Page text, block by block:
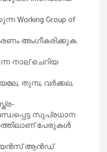
Working Group of
അംഗീകരിക്കുക.
നാല് ചെറിയ
തുമ്പ, വർക്കല,
സുപ്രധാന
പേരുകൾ
സയൻസ് ആൻഡ്